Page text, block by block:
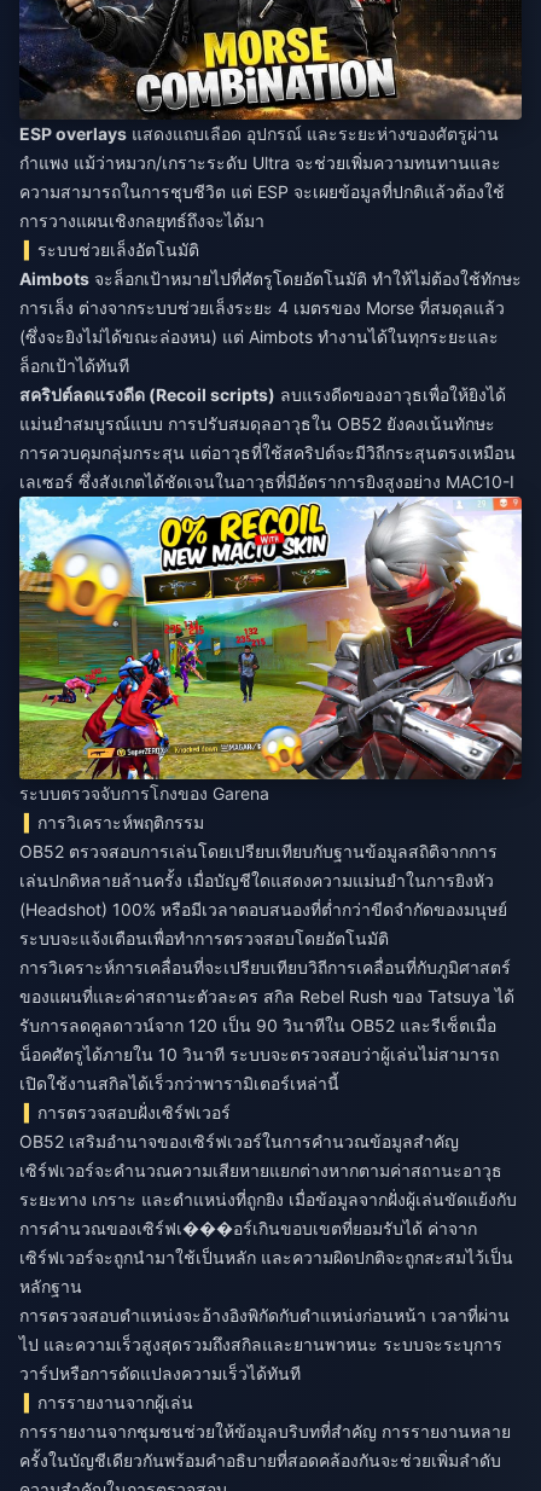
ESP overlays แสดงแถบเลือด อุปกรณ์ และระยะห่างของศัตรูผ่าน
กำแพง แม้ว่าหมวก/เกราะระดับ Ultra จะช่วยเพิ่มความทนทานและ
ความสามารถในการชุบชีวิต แต่ ESP จะเผยข้อมูลที่ปกติแล้วต้องใช้
การวางแผนเชิงกลยุทธ์ถึงจะได้มา
ระบบช่วยเล็งอัตโนมัติ
Aimbots จะล็อกเป้าหมายไปที่ศัตรูโดยอัตโนมัติ ทำให้ไม่ต้องใช้ทักษะ
การเล็ง ต่างจากระบบช่วยเล็งระยะ 4 เมตรของ Morse ที่สมดุลแล้ว
(ซึ่งจะยิงไม่ได้ขณะล่องหน) แต่ Aimbots ทำงานได้ในทุกระยะและ
ล็อกเป้าได้ทันที
สคริปต์ลดแรงดีด (Recoil scripts) ลบแรงดีดของอาวุธเพื่อให้ยิงได้
แม่นยำสมบูรณ์แบบ การปรับสมดุลอาวุธใน OB52 ยังคงเน้นทักษะ
การควบคุมกลุ่มกระสุน แต่อาวุธที่ใช้สคริปต์จะมีวิถีกระสุนตรงเหมือน
เลเซอร์ ซึ่งสังเกตได้ชัดเจนในอาวุธที่มีอัตราการยิงสูงอย่าง MAC10-I
ระบบตรวจจับการโกงของ Garena
การวิเคราะห์พฤติกรรม
OB52 ตรวจสอบการเล่นโดยเปรียบเทียบกับฐานข้อมูลสถิติจากการ
เล่นปกติหลายล้านครั้ง เมื่อบัญชีใดแสดงความแม่นยำในการยิงหัว
(Headshot) 100% หรือมีเวลาตอบสนองที่ต่ำกว่าขีดจำกัดของมนุษย์
ระบบจะแจ้งเตือนเพื่อทำการตรวจสอบโดยอัตโนมัติ
การวิเคราะห์การเคลื่อนที่จะเปรียบเทียบวิถีการเคลื่อนที่กับภูมิศาสตร์
ของแผนที่และค่าสถานะตัวละคร สกิล Rebel Rush ของ Tatsuya ได้
รับการลดคูลดาวน์จาก 120 เป็น 90 วินาทีใน OB52 และรีเซ็ตเมื่อ
น็อคศัตรูได้ภายใน 10 วินาที ระบบจะตรวจสอบว่าผู้เล่นไม่สามารถ
เปิดใช้งานสกิลได้เร็วกว่าพารามิเตอร์เหล่านี้
การตรวจสอบฝั่งเซิร์ฟเวอร์
OB52 เสริมอำนาจของเซิร์ฟเวอร์ในการคำนวณข้อมูลสำคัญ
เซิร์ฟเวอร์จะคำนวณความเสียหายแยกต่างหากตามค่าสถานะอาวุธ
ระยะทาง เกราะ และตำแหน่งที่ถูกยิง เมื่อข้อมูลจากฝั่งผู้เล่นขัดแย้งกับ
การคำนวณของเซิร์ฟเ���อร์เกินขอบเขตที่ยอมรับได้ ค่าจาก
เซิร์ฟเวอร์จะถูกนำมาใช้เป็นหลัก และความผิดปกติจะถูกสะสมไว้เป็น
หลักฐาน
การตรวจสอบตำแหน่งจะอ้างอิงพิกัดกับตำแหน่งก่อนหน้า เวลาที่ผ่าน
ไป และความเร็วสูงสุดรวมถึงสกิลและยานพาหนะ ระบบจะระบุการ
วาร์ปหรือการดัดแปลงความเร็วได้ทันที
การรายงานจากผู้เล่น
การรายงานจากชุมชนช่วยให้ข้อมูลบริบทที่สำคัญ การรายงานหลาย
ครั้งในบัญชีเดียวกันพร้อมคำอธิบายที่สอดคล้องกันจะช่วยเพิ่มลำดับ